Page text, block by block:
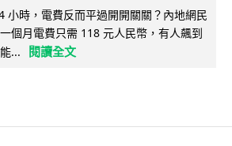
小時，電費反而平過開開關關？內地網民
個月電費只需 118 元人民幣，有人飆到
...
閱讀全文